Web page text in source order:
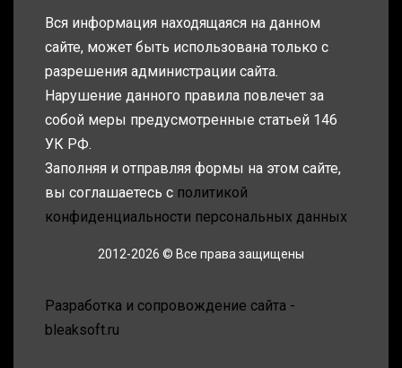
Вся информация находящаяся на данном
сайте, может быть использована только с
разрешения администрации сайта.
Нарушение данного правила повлечет за
собой меры предусмотренные статьей 146
УК РФ.
Заполняя и отправляя формы на этом сайте,
вы соглашаетесь с политикой
конфиденциальности персональных данных
2012-2026 © Все права защищены
Разработка и сопровождение сайта -
bleaksoft.ru